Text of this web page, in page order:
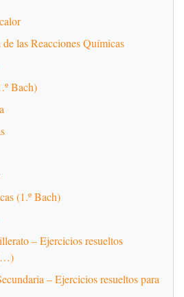
las Reacciones Químicas
Bach)
(1.º Bach)
– Ejercicios resueltos
– Ejercicios resueltos para